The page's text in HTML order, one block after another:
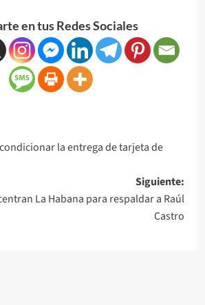
en tus Redes Sociales
la entrega de tarjeta de
Siguiente:
La Habana para respaldar a Raúl
Castro